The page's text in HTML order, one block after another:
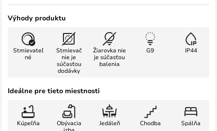
Výhody produktu
Stmievateľ
né
Stmievač
nie je
súčasťou
dodávky
Žiarovka nie
je súčasťou
balenia
G9 IP44
Ideálne pre tieto miestnosti
Kúpeľňa
Obývacia
Jedáleň Chodba Spálňa